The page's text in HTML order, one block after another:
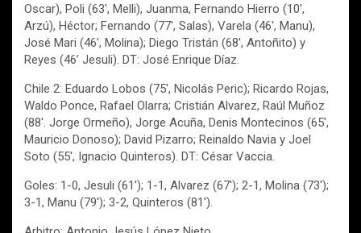
Oscar), Poli (63′, Melli), Juanma, Fernando Hierro (10′,
Arzú), Héctor; Fernando (77′, Salas), Varela (46′, Manu),
José Mari (46′, Molina); Diego Tristán (68′, Antoñito) y
Reyes (46’ Jesuli). DT: José Enrique Díaz.
Chile 2: Eduardo Lobos (75′, Nicolás Peric); Ricardo Rojas,
Waldo Ponce, Rafael Olarra; Cristián Alvarez, Raúl Muñoz
(88′. Jorge Ormeño), Jorge Acuña, Denis Montecinos (65′,
Mauricio Donoso); David Pizarro; Reinaldo Navia y Joel
Soto (55′, Ignacio Quinteros). DT: César Vaccia.
Goles: 1-0, Jesuli (61′); 1-1, Alvarez (67′); 2-1, Molina (73′);
3-1, Manu (79′); 3-2, Quinteros (81′).